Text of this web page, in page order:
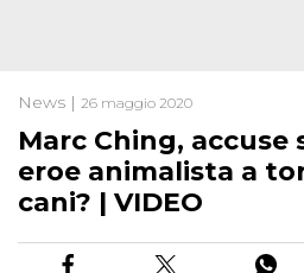
News | 26 maggio 2020
Marc Ching, accuse
eroe animalista a
cani? | VIDEO